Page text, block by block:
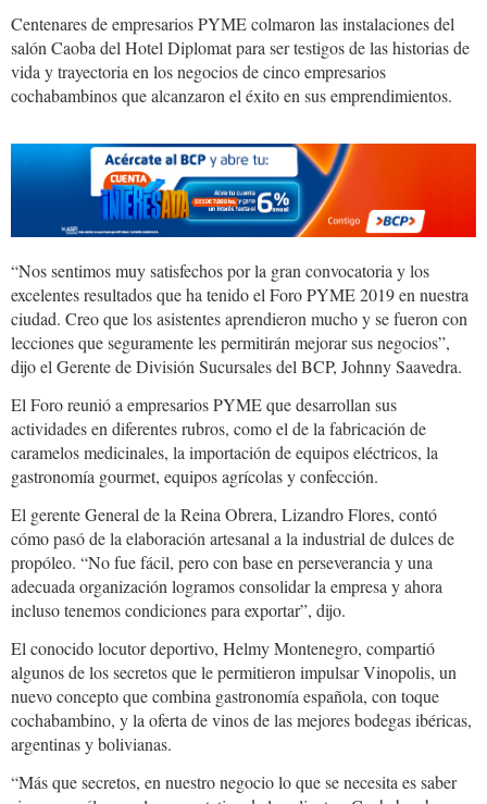
Centenares de empresarios PYME colmaron las instalaciones del
salón Caoba del Hotel Diplomat para ser testigos de las historias de
vida y trayectoria en los negocios de cinco empresarios
cochabambinos que alcanzaron el éxito en sus emprendimientos.
“Nos sentimos muy satisfechos por la gran convocatoria y los
excelentes resultados que ha tenido el Foro PYME 2019 en nuestra
ciudad. Creo que los asistentes aprendieron mucho y se fueron con
lecciones que seguramente les permitirán mejorar sus negocios”,
dijo el Gerente de División Sucursales del BCP, Johnny Saavedra.
El Foro reunió a empresarios PYME que desarrollan sus
actividades en diferentes rubros, como el de la fabricación de
caramelos medicinales, la importación de equipos eléctricos, la
gastronomía gourmet, equipos agrícolas y confección.
El gerente General de la Reina Obrera, Lizandro Flores, contó
cómo pasó de la elaboración artesanal a la industrial de dulces de
propóleo. “No fue fácil, pero con base en perseverancia y una
adecuada organización logramos consolidar la empresa y ahora
incluso tenemos condiciones para exportar”, dijo.
El conocido locutor deportivo, Helmy Montenegro, compartió
algunos de los secretos que le permitieron impulsar Vinopolis, un
nuevo concepto que combina gastronomía española, con toque
cochabambino, y la oferta de vinos de las mejores bodegas ibéricas,
argentinas y bolivianas.
“Más que secretos, en nuestro negocio lo que se necesita es saber